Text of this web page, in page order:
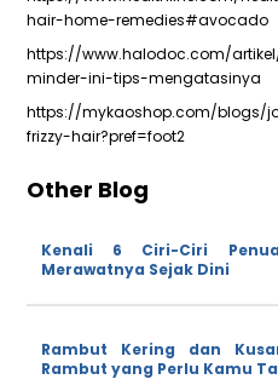
hair-home-remedies#avocado
https://www.halodoc.com/
minder-ini-tips-mengatasinya
https://mykaoshop.com/
frizzy-hair?pref=foot2
Other Blog
Kenali 6 Ciri-Ciri
Merawatnya Sejak Dini
Rambut Kering dan
Rambut yang Perlu Kamu